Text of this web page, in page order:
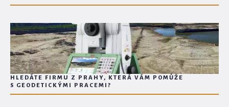
HLEDÁTE FIRMU Z PRAHY, KTERÁ VÁM POMŮŽE
S GEODETICKÝMI PRACEMI?